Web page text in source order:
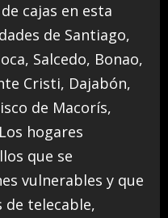
cajas en esta
de Santiago,
Salcedo, Bonao,
Cristi, Dajabón,
de Macorís,
hogares
que se
vulnerables y que
de telecable,